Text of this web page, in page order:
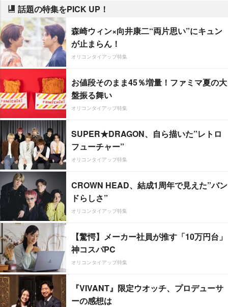
話題の特集をPICK UP！
森崎ウィン×向井康二“両片思い”にキュン
が止まらん！
オリコンタイアップ特集
お値段そのまま45％増量！ファミマ夏の大
盤振る舞い
オリコンタイアップ特集
SUPER★DRAGON、自ら描いた”レトロ
フューチャー”
オリコンタイアップ特集
CROWN HEAD、結成1周年で見えた”バン
ドらしさ”
オリコンタイアップ特集
【驚愕】メーカー社員が推す「10万円台」
神コスパPC
オリコンタイアップ特集
『VIVANT』限定ウオッチ、プロデューサ
ーの感想は